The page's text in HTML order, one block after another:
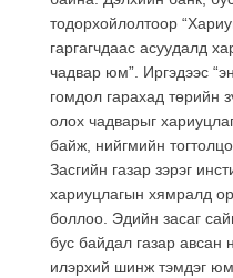
тодорхойлолтоор
гаргагчдаас асуудалд
чадвар юм”. Иргэдээс
гомдол гарахад төрийн
олох чадварыг
байж, нийгмийн
Засгийн газар зэрэг
хариуцлагын хямралд
боллоо. Эдийн засаг
бус байдал газар авсан
илэрхий шинж тэмдэг юм.